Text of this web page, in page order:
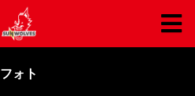
フォト